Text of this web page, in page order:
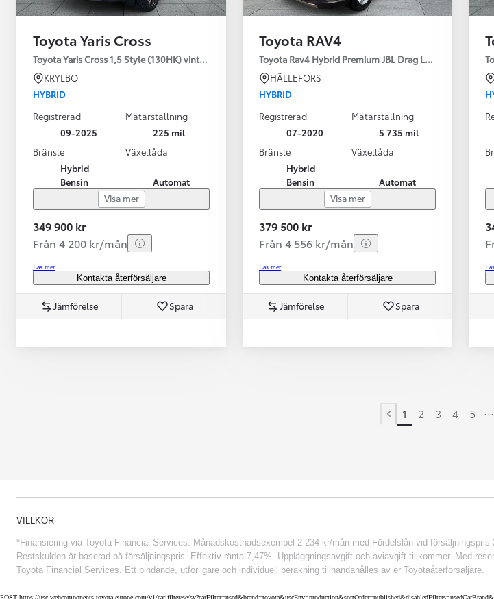
Toyota Yaris Cross
Toyota Yaris Cross 1,5 Style (130HK) vinterhjul
KRYLBO
HYBRID
Registrerad
09-2025
Mätarställning
225 mil
Bränsle
Hybrid
Bensin
Växellåda
Automat
Visa mer
349 900 kr
Från 4 200 kr/mån
Läs mer
Kontakta återförsäljare
Jämförelse Spara
Toyota RAV4
Toyota Rav4 Hybrid Premium JBL Drag Led ramp Vhjul
HÄLLEFORS
HYBRID
Registrerad
07-2020
Mätarställning
5 735 mil
Bränsle
Hybrid
Bensin
Växellåda
Automat
Visa mer
379 500 kr
Från 4 556 kr/mån
Läs mer
Kontakta återförsäljare
Jämförelse Spara
Previous page
1 2 3 4 5 ...
VILLKOR
*Finansiering via Toyota Financial Services: Månadskostnadsexempel 2 234 kr/mån med Fördelslån vid
Restskulden är baserad på försäljningspris. Effektiv ränta 7,47%. Uppläggningsavgift och aviavgift tillkommer. Med
Toyota Financial Services. Ett bindande, utförligare och individuell beräkning tillhandahålles av er Toyotaåterförsäljare.
POST https://usc-webcomponents.toyota-europe.com/v1/car-filter/se/